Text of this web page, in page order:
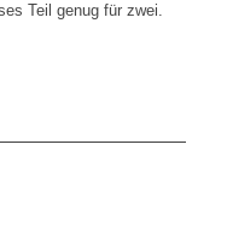
Teil genug für zwei.